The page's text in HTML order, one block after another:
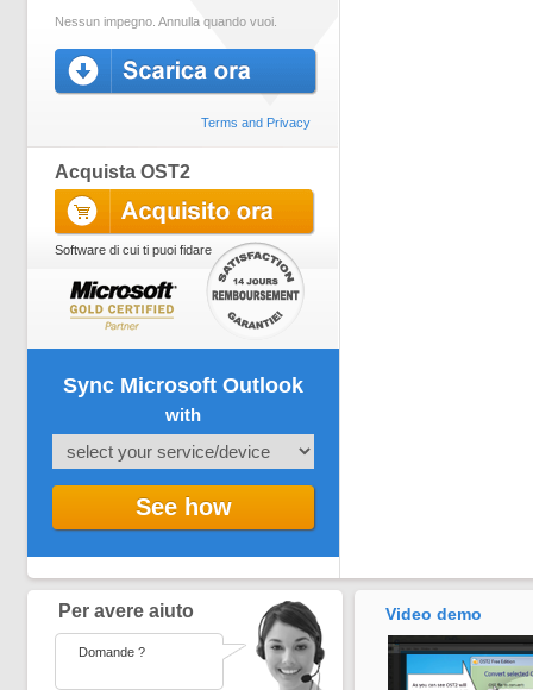
Nessun impegno. Annulla quando vuoi.
Terms and Privacy
Acquista OST2
Software di cui ti puoi fidare
Sync Microsoft Outlook
with
See how
Per avere aiuto
Domande ?
Video demo